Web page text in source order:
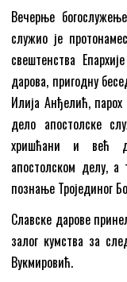
Вечерње
служио је
свештенства
дарова, пригодну
Илија Анђелић, парох
дело апостолске
хришћани и већ
апостолском делу,
познање Тројединог
Славске дарове
залог кумства за
Вукмировић.